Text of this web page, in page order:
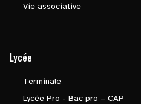
Vie associative
Lycée
Terminale
Lycée Pro - Bac pro – CAP